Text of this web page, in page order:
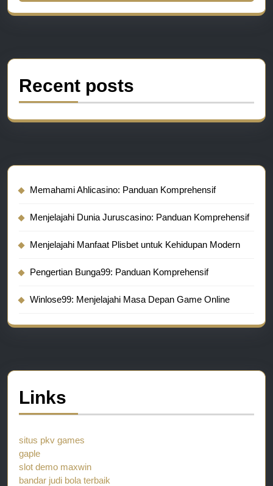
Recent posts
Memahami Ahlicasino: Panduan Komprehensif
Menjelajahi Dunia Juruscasino: Panduan Komprehensif
Menjelajahi Manfaat Plisbet untuk Kehidupan Modern
Pengertian Bunga99: Panduan Komprehensif
Winlose99: Menjelajahi Masa Depan Game Online
Links
situs pkv games
gaple
slot demo maxwin
bandar judi bola terbaik